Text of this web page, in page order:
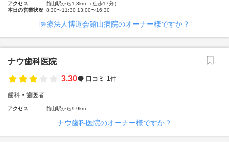
アクセス
館山駅から1.3km （徒歩17分）
本日の営業状況 8:30〜11:30 13:00〜16:30
医療法人博道会館山病院のオーナー様ですか？
ナウ歯科医院
3.30
口コミ 1件
歯科・歯医者
アクセス 館山駅から9.9km
ナウ歯科医院のオーナー様ですか？